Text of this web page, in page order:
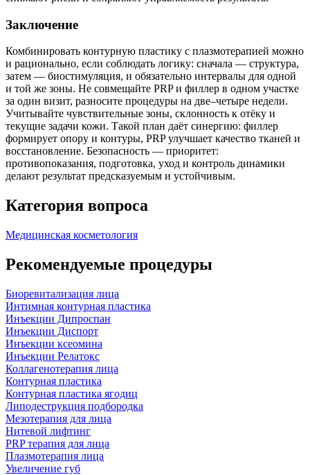
Заключение
Комбинировать контурную пластику с плазмотерапией можно
и рационально, если соблюдать логику: сначала — структура,
затем — биостимуляция, и обязательно интервалы для одной
и той же зоны. Не совмещайте PRP и филлер в одном участке
за один визит, разносите процедуры на две–четыре недели.
Учитывайте чувствительные зоны, склонность к отёку и
текущие задачи кожи. Такой план даёт синергию: филлер
формирует опору и контуры, PRP улучшает качество тканей и
восстановление. Безопасность — приоритет:
противопоказания, подготовка, уход и контроль динамики
делают результат предсказуемым и устойчивым.
Категория вопроса
Медицинская косметология
Рекомендуемые процедуры
Биоревитализация лица
Интимная контурная пластика
Инъекции Дипроспан
Инъекции Диспорт
Инъекции ксеомина
Инъекции Релатокс
Коллагенотерапия лица
Контурная пластика
Контурная пластика ягодиц
Липодеструкция подбородка
Мезотерапия для лица
Нитевой лифтинг
PRP терапия для лица
Плазмотерапия лица
Увеличение губ